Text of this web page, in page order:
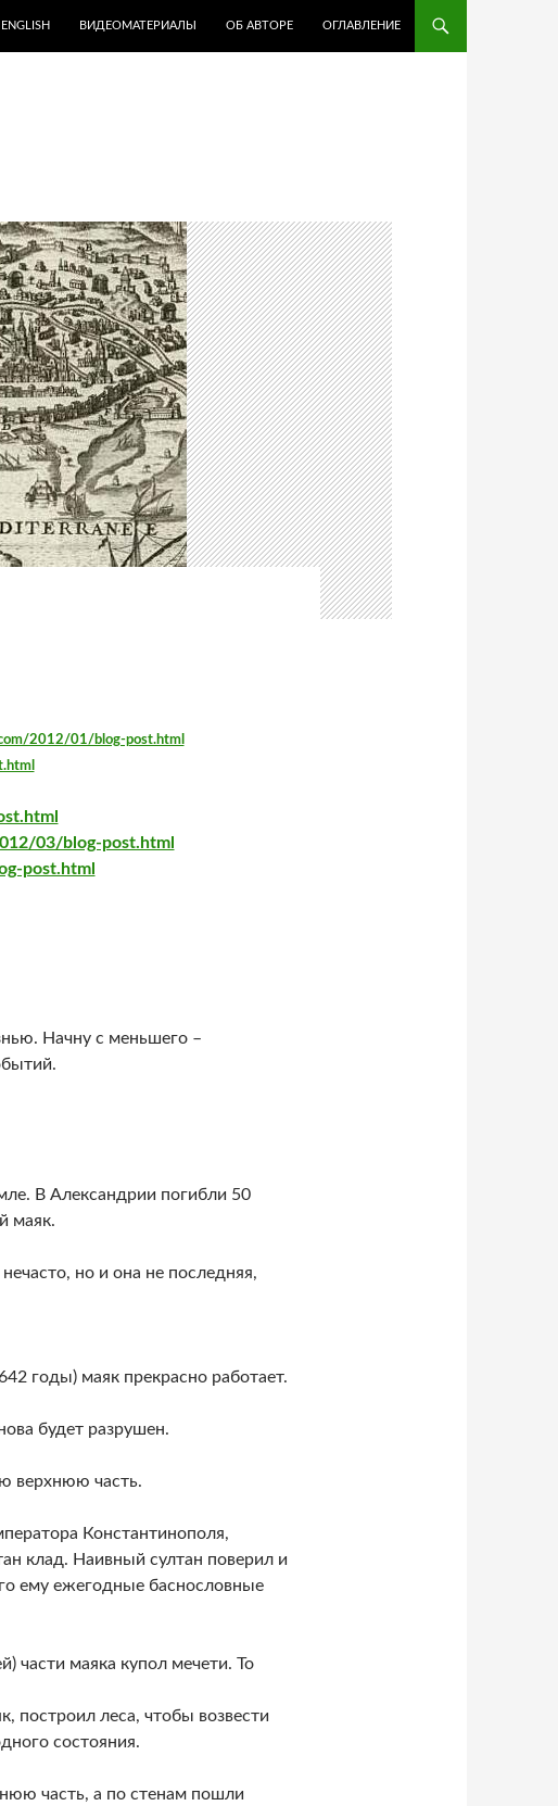
ENGLISH ВИДЕОМАТЕРИАЛЫ ОБ АВТОРЕ ОГЛАВЛЕНИЕ
2012/01/blog-post.html
03/blog-post.html
post.html
Начну с меньшего –
В Александрии погибли 50
маяк.
но и она не последняя,
годы) маяк прекрасно работает.
будет разрушен.
верхнюю часть.
Константинополя,
клад. Наивный султан поверил и
ему ежегодные баснословные
части маяка купол мечети. То
построил леса, чтобы возвести
состояния.
часть, а по стенам пошли